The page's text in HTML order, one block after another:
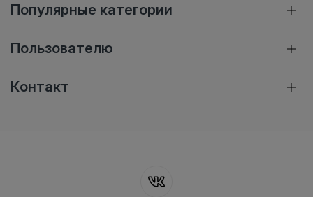
Популярные категории
Пользователю
Контакт